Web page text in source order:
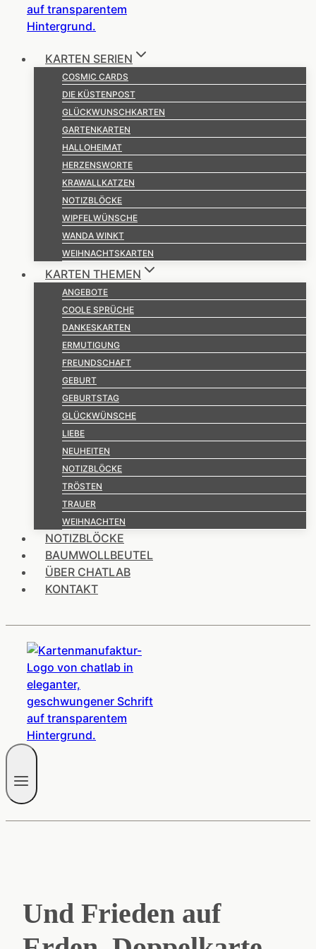
KARTEN SERIEN
COSMIC CARDS
DIE KÜSTENPOST
GLÜCKWUNSCHKARTEN
GARTENKARTEN
HALLOHEIMAT
HERZENSWORTE
KRAWALLKATZEN
NOTIZBLÖCKE
WIPFELWÜNSCHE
WANDA WINKT
WEIHNACHTSKARTEN
KARTEN THEMEN
ANGEBOTE
COOLE SPRÜCHE
DANKESKARTEN
ERMUTIGUNG
FREUNDSCHAFT
GEBURT
GEBURTSTAG
GLÜCKWÜNSCHE
LIEBE
NEUHEITEN
NOTIZBLÖCKE
TRÖSTEN
TRAUER
WEIHNACHTEN
NOTIZBLÖCKE
BAUMWOLLBEUTEL
ÜBER CHATLAB
KONTAKT
Und Frieden auf